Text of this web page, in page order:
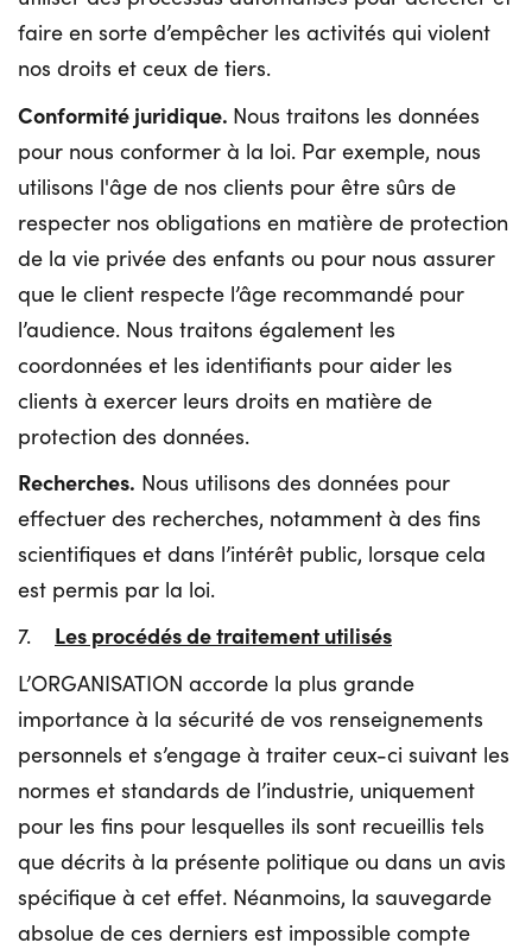
faire en sorte d’empêcher les activités qui violent
nos droits et ceux de tiers.
Conformité juridique. Nous traitons les données
pour nous conformer à la loi. Par exemple, nous
utilisons l'âge de nos clients pour être sûrs de
respecter nos obligations en matière de protection
de la vie privée des enfants ou pour nous assurer
que le client respecte l’âge recommandé pour
l’audience. Nous traitons également les
coordonnées et les identifiants pour aider les
clients à exercer leurs droits en matière de
protection des données.
Recherches. Nous utilisons des données pour
effectuer des recherches, notamment à des fins
scientifiques et dans l’intérêt public, lorsque cela
est permis par la loi.
7. Les procédés de traitement utilisés
L’ORGANISATION accorde la plus grande
importance à la sécurité de vos renseignements
personnels et s’engage à traiter ceux-ci suivant les
normes et standards de l’industrie, uniquement
pour les fins pour lesquelles ils sont recueillis tels
que décrits à la présente politique ou dans un avis
spécifique à cet effet. Néanmoins, la sauvegarde
absolue de ces derniers est impossible compte